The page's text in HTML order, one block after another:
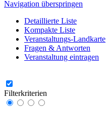
Navigation überspringen
Detaillierte Liste
Kompakte Liste
Veranstaltungs-Landkarte
Fragen & Antworten
Veranstaltung eintragen
Filterkriterien